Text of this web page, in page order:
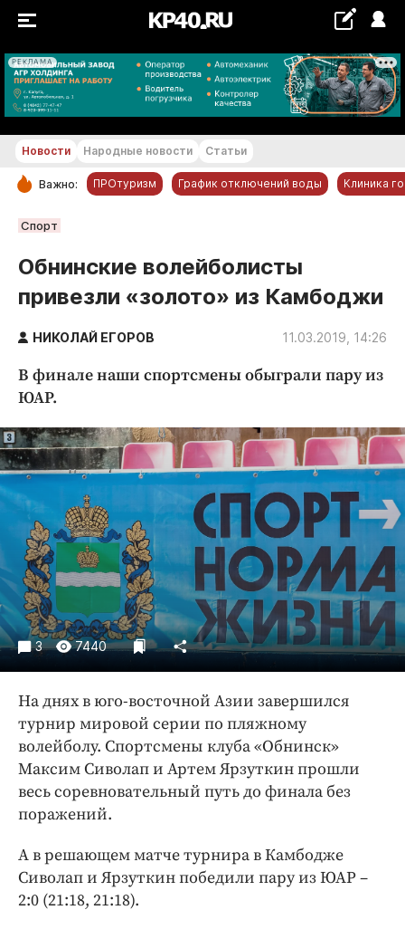
РЕКЛАМА
+15...+16 °С
РУБРИКИ
Статьи
Народные новости
Благоустройство
Культура
Недвижимость и ЖКХ
Образование
Общество
Погода
Праздники
Происшествия
Спорт
Экономика и бизнес
ПРОЕКТЫ
Блоги
Издания
Медиаперсона
Интересное чтиво
Бренд года
Работодатель года
Новости Народные новости Статьи
Важно: ПРОтуризм График отключений воды Клиника
Спорт
Обнинские волейболисты
привезли «золото» из Камбоджи
НИКОЛАЙ ЕГОРОВ 11.03.2019, 14:26
В финале наши спортсмены обыграли пару из
ЮАР.
3 7440
На днях в юго-восточной Азии завершился
турнир мировой серии по пляжному
волейболу. Спортсмены клуба «Обнинск»
Максим Сиволап и Артем Ярзуткин прошли
весь соревновательный путь до финала без
поражений.
А в решающем матче турнира в Камбодже
Сиволап и Ярзуткин победили пару из ЮАР –
2:0 (21:18, 21:18).